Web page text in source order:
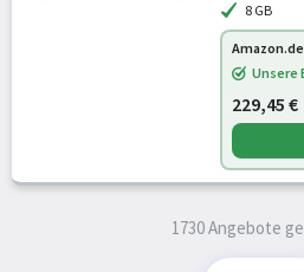
8 GB
Amazon.de
Unsere
229,45 €
1730 Angebote